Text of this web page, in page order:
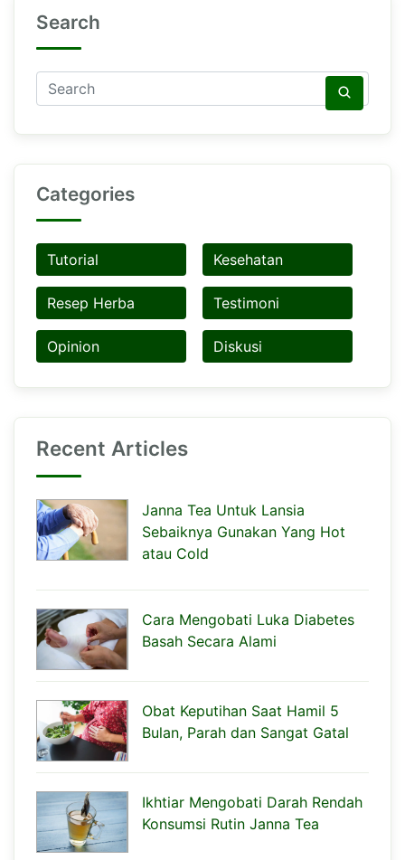
Search
Categories
Tutorial Kesehatan
Resep Herba Testimoni
Opinion Diskusi
Recent Articles
Janna Tea Untuk Lansia
Sebaiknya Gunakan Yang Hot
atau Cold
Cara Mengobati Luka Diabetes
Basah Secara Alami
Obat Keputihan Saat Hamil 5
Bulan, Parah dan Sangat Gatal
Ikhtiar Mengobati Darah Rendah
Konsumsi Rutin Janna Tea